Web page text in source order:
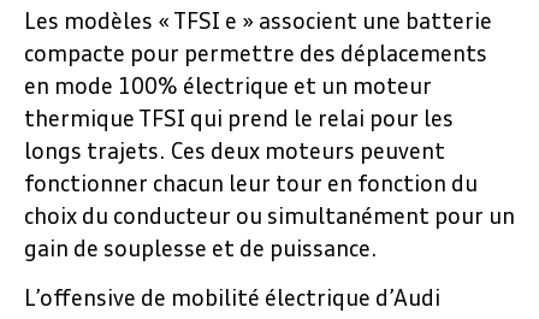
Les modèles « TFSI e » associent une batterie
compacte pour permettre des déplacements
en mode 100% électrique et un moteur
thermique TFSI qui prend le relai pour les
longs trajets. Ces deux moteurs peuvent
fonctionner chacun leur tour en fonction du
choix du conducteur ou simultanément pour un
gain de souplesse et de puissance.
L’offensive de mobilité électrique d’Audi